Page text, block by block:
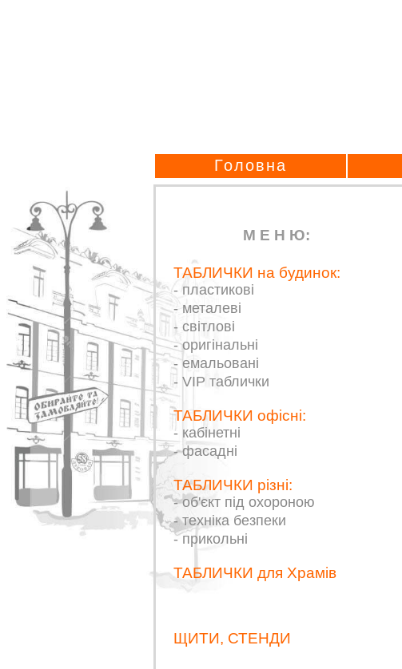
Головна
М Е Н Ю:
ТАБЛИЧКИ на будинок:
- пластикові
- металеві
- світлові
- оригінальні
- емальовані
- VIP таблички
ТАБЛИЧКИ офісні:
- кабінетні
- фасадні
ТАБЛИЧКИ різні:
- об'єкт під охороною
- техніка безпеки
- прикольні
ТАБЛИЧКИ для Храмів
ЩИТИ, СТЕНДИ